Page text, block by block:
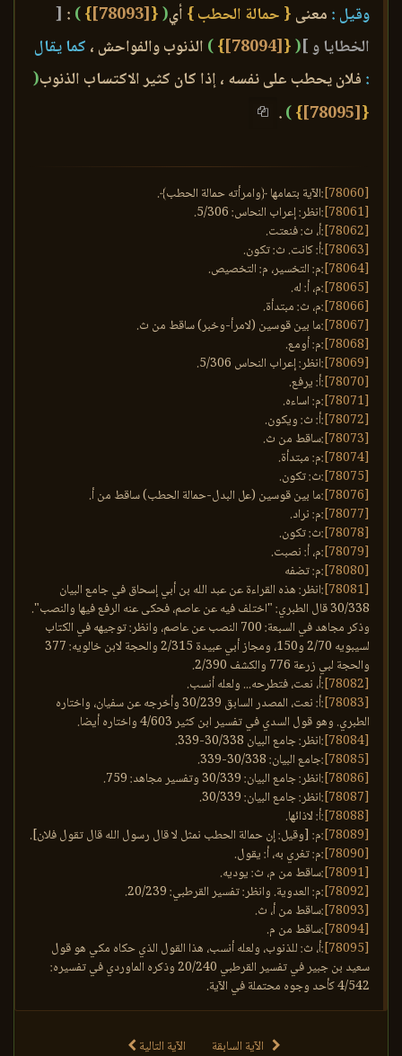
وقيل : معنى { حمالة الحطب } أي(
{
[78093]
}
)
:
[
الخطايا و ](
{
[78094]
}
) الذنوب والفواحش ، كما يقال
: فلان يحطب على نفسه ، إذا كان كثير الاكتساب الذنوب(
{
[78095]
}
)
.
[78060]
:الآية بتمامها ﴿وامرأته حمالة الحطب﴾.
[78061]
:انظر: إعراب النحاس: 5/306.
[78062]
:أ، ث: فنعتت.
[78063]
:أ: كانت. ث: تكون.
[78064]
:م: التخسير، م: التخصيص.
[78065]
:م، أ: له.
[78066]
:م، ث: مبتدأة.
[78067]
:ما بين قوسين (لامرأ-وخبر) ساقط من ث.
[78068]
:م: أومع.
[78069]
:انظر: إعراب النحاس 5/306.
[78070]
:أ: يرفع.
[78071]
:م: اساءه.
[78072]
:أ: ث: ويكون.
[78073]
:ساقط من ث.
[78074]
:م: مبتدأة.
[78075]
:ث: تكون.
[78076]
:ما بين قوسين (عل البدل-حمالة الحطب) ساقط من أ.
[78077]
:م: نراد.
[78078]
:ث: تكون.
[78079]
:م، أ: نصبت.
[78080]
:م: تضفه
[78081]
:انظر: هذه القراءة عن عبد الله بن أبي إسحاق في جامع البيان
30/338 قال الطبري: "اختلف فيه عن عاصم، فحكى عنه الرفع فيها والنصب".
وذكر مجاهد في السبعة: 700 النصب عن عاصم، وانظر: توجيهه في الكتاب
لسيبويه 2/70 و150، ومجاز أبي عبيدة 2/315 والحجة لابن خالويه: 377
والحجة لبي زرعة 776 والكشف 2/390.
[78082]
:أ، نعت، فتطرحه... ولعله أنسب.
[78083]
:أ: نعت، المصدر السابق 30/239 وأخرجه عن سفيان، واختاره
الطبري. وهو قول السدي في تفسير ابن كثير 4/603 واختاره أيضا.
[78084]
:انظر: جامع البيان 30/338-339.
[78085]
:جامع البيان: 30/338-339.
[78086]
:انظر: جامع البيان: 30/339 وتفسير مجاهد: 759.
[78087]
:انظر: جامع البيان: 30/339.
[78088]
:أ: لاذائها.
[78089]
:م: [وقيل: إن حمالة الحطب نمثل لا قال رسول الله قال تقول فلان].
[78090]
:م: تغري به، أ: يقول.
[78091]
:ساقط من م، ث: يوديه.
[78092]
:م: العدوية. وانظر: تفسير القرطبي: 20/239.
[78093]
:ساقط من أ، ث.
[78094]
:ساقط من م.
[78095]
:أ، ث: للذنوب، ولعله أنسب، هذا القول الذي حكاه مكي هو قول
سعيد بن جبير في تفسير القرطبي 20/240 وذكره الماوردي في تفسيره:
4/542 كأحد وجوه محتملة في الآية.
الآية السابقة الآية التالية